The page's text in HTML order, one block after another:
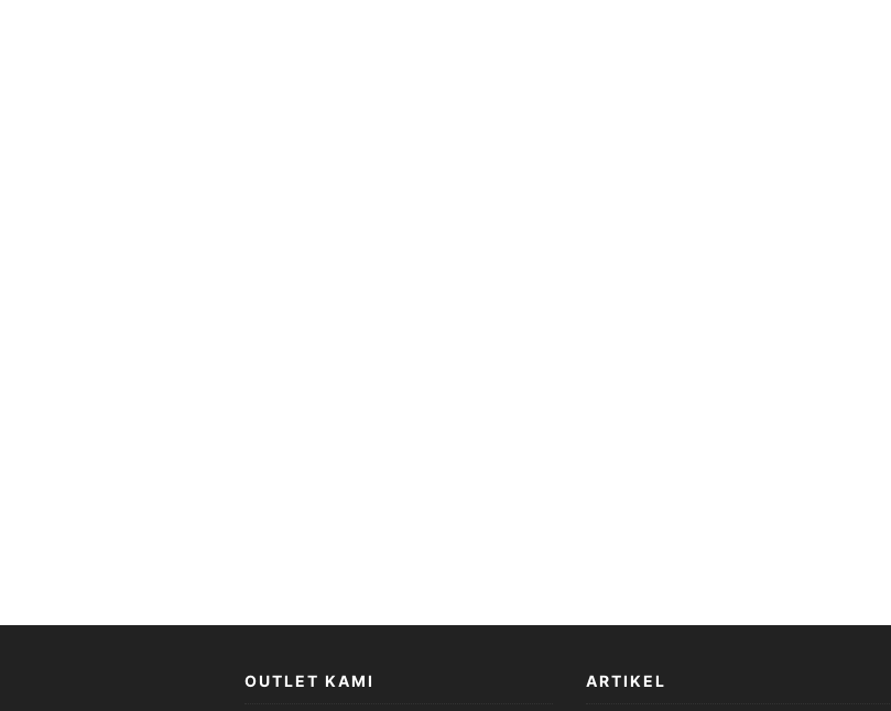
OUTLET KAMI ARTIKEL